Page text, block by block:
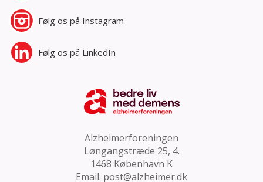
Følg os på Instagram
Følg os på LinkedIn
Alzheimerforeningen
Løngangstræde 25, 4.
1468 København K
Email: post@alzheimer.dk